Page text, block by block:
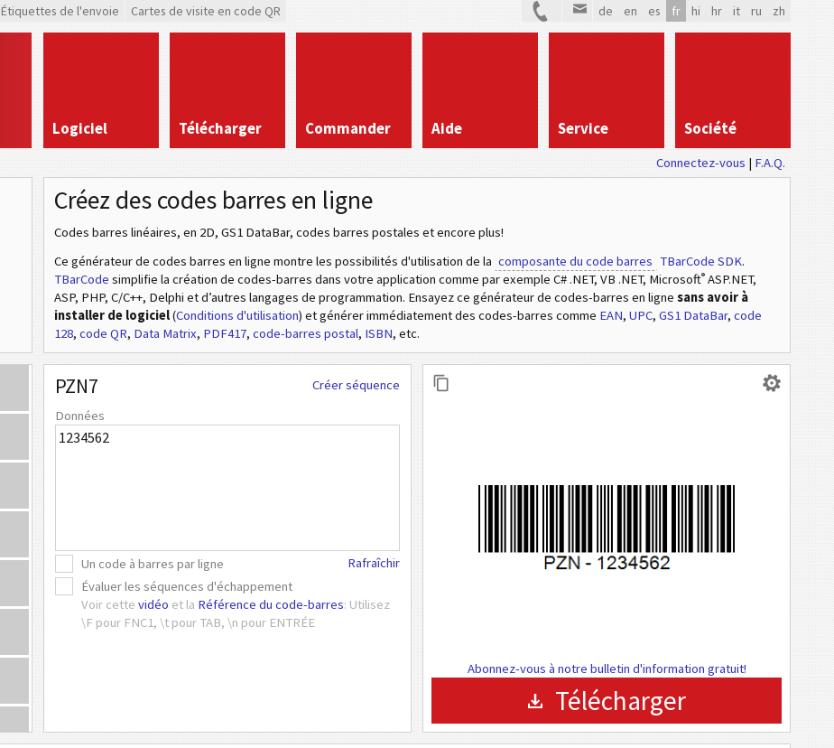
Étiquettes de l'envoie Cartes de visite en code QR de en es fr hi hr it ru zh
Logiciel Télécharger Commander Aide Service Société
Connectez-vous | F.A.Q.
Créez des codes barres en ligne
Codes barres linéaires, en 2D, GS1 DataBar, codes barres postales et encore plus!
Ce générateur de codes barres en ligne montre les possibilités d'utilisation de la composante du code barres TBarCode SDK.
TBarCode simplifie la création de codes-barres dans votre application comme par exemple C# .NET, VB .NET, Microsoft® ASP.NET,
ASP, PHP, C/C++, Delphi et d’autres langages de programmation. Ensayez ce générateur de codes-barres en ligne sans avoir à
installer de logiciel(Conditions d'utilisation) et générer immédiatement des codes-barres comme EAN, UPC, GS1 DataBar, code
128, code QR, Data Matrix, PDF417, code-barres postal, ISBN, etc.
Créer séquence
PZN7
Données
Un code à barres par ligne
Évaluer les séquences d'échappement
Voir cette vidéo et la Référence du code-barres: Utilisez
\F pour FNC1, \t pour TAB, \n pour ENTRÉE
Rafraîchir
Abonnez-vous à notre bulletin d'information gratuit!
Télécharger